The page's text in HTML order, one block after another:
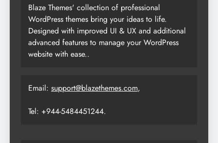
Blaze Themes' collection of professional
WordPress themes bring your ideas to life.
Designed with improved UI & UX and additional
advanced features to manage your WordPress
website with ease..
Email: support@blazethemes.com,
Tel: +944-5484451244.